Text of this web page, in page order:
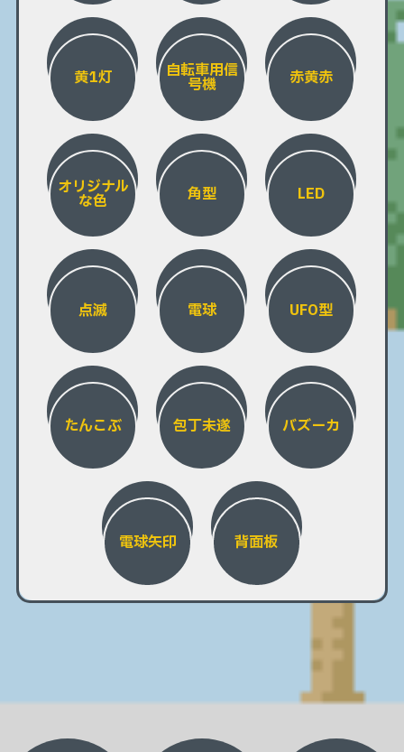
黄1灯 自転車用信
号機 赤黄赤
オリジナル
な色 角型 LED
点滅 電球 UFO型
たんこぶ 包丁未遂 バズーカ
電球矢印 背面板